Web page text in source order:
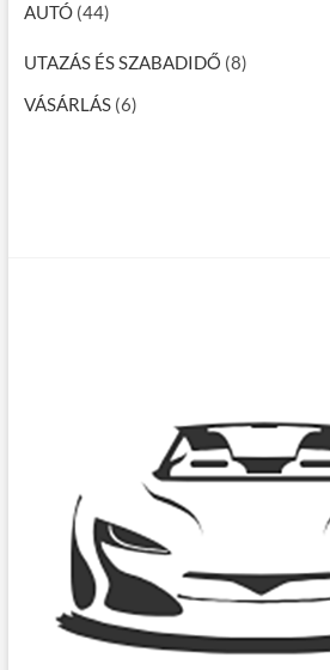
AUTÓ(44)
UTAZÁS ÉS SZABADIDŐ (8)
VÁSÁRLÁS(6)